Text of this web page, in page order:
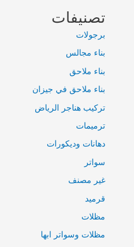
تصنيفات
برجولات
بناء مجالس
بناء ملاحق
بناء ملاحق في جيزان
تركيب هناجر الرياض
ترميمات
دهانات وديكورات
سواتر
غير مصنف
قرميد
مظلات
مظلات وسواتر ابها